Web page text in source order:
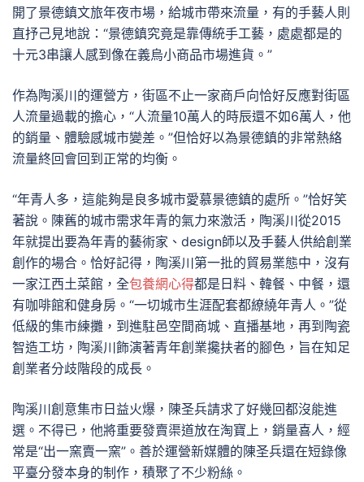
開了景德鎮文旅年夜市場，給城市帶來流量，有的手藝人則
直抒己見地說：“景德鎮究竟是靠傳統手工藝，處處都是的
十元3串讓人感到像在義烏小商品市場進貨。”
作為陶溪川的運營方，街區不止一家商戶向恰好反應對街區
人流量過載的擔心，“人流量10萬人的時辰還不如6萬人，他
的銷量、體驗感城市變差。”但恰好以為景德鎮的非常熱絡
流量終回會回到正常的均衡。
“年青人多，這能夠是良多城市愛慕景德鎮的處所。”恰好笑
著說。陳舊的城市需求年青的氣力來激活，陶溪川從2015
年就提出要為年青的藝術家、design師以及手藝人供給創業
創作的場合。恰好記得，陶溪川第一批的貿易業態中，沒有
一家江西土菜館，全包養網心得都是日料、韓餐、中餐，還
有咖啡館和健身房。“一切城市生涯配套都繚繞年青人。”從
低級的集市練攤，到進駐邑空間商城、直播基地，再到陶瓷
智造工坊，陶溪川飾演著青年創業攙扶者的腳色，旨在知足
創業者分歧階段的成長。
陶溪川創意集市日益火爆，陳圣兵請求了好幾回都沒能進
選。不得已，他將重要發賣渠道放在淘寶上，銷量喜人，經
常是“出一窯賣一窯”。善於運營新媒體的陳圣兵還在短錄像
平臺分發本身的制作，積聚了不少粉絲。